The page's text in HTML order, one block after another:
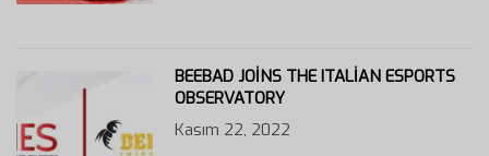
BEEBAD JOINS THE ITALIAN ESPORTS
OBSERVATORY
Kasım 22, 2022